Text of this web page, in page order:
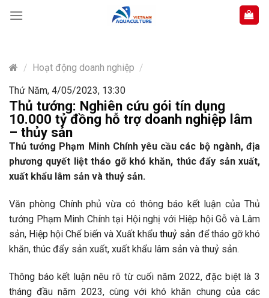
content
/ Hoạt động doanh nghiệp /
Thứ Năm, 4/05/2023, 13:30
Thủ tướng: Nghiên cứu gói tín dụng
10.000 tỷ đồng hỗ trợ doanh nghiệp lâm
– thủy sản
Thủ tướng Phạm Minh Chính yêu cầu các bộ ngành, địa
phương quyết liệt tháo gỡ khó khăn, thúc đẩy sản xuất,
xuất khẩu lâm sản và thuỷ sản.
Văn phòng Chính phủ vừa có thông báo kết luận của Thủ
tướng Phạm Minh Chính tại Hội nghị với Hiệp hội Gỗ và Lâm
sản, Hiệp hội Chế biến và Xuất khẩuthuỷ sản để tháo gỡ khó
khăn, thúc đẩy sản xuất, xuất khẩu lâm sản và thuỷ sản.
Thông báo kết luận nêu rõ từ cuối năm 2022, đặc biệt là 3
tháng đầu năm 2023, cùng với khó khăn chung của các